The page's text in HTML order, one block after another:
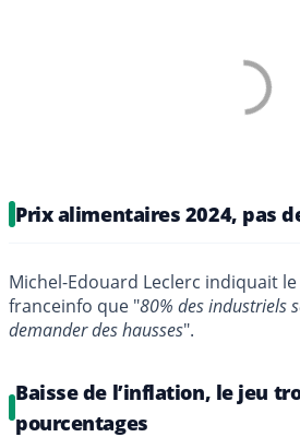
Prix alimentaires 2024, pas
Michel-Edouard Leclerc indiquait
franceinfo que "80% des industriels
demander des hausses".
Baisse de l’inflation, le jeu
pourcentages